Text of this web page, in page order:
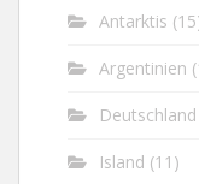
Antarktis
Argentinien
Deutschland
Island (11)